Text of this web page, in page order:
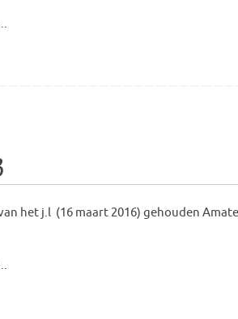
het j.l (16 maart 2016) gehouden